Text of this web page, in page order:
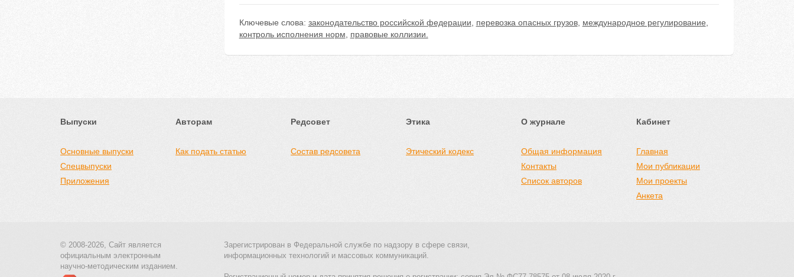
Ключевые слова: законодательство российской федерации перевозка опасных грузов, международное регулирование
контроль исполнения норм
правовые коллизии.
Выпуски
Основные выпуски
Спецвыпуски
Приложения
Авторам
Как подать статью
Редсовет
Состав редсовета
Этика
Этический кодекс
О журнале
Общая информация
Контакты
Список авторов
Кабинет
Главная
Мои публикации
Мои проекты
Анкета
© 2008-2026, Сайт является
официальным электронным
научно-методическим изданием.
Зарегистрирован в Федеральной службе по надзору в сфере связи,
информационных технологий и массовых коммуникаций.